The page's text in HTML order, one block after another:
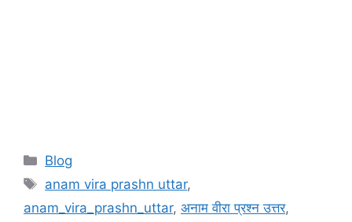
Categories
Blog
Tags
anam vira prashn uttar,
anam_vira_prashn_uttar, अनाम वीरा प्रश्न उत्तर,